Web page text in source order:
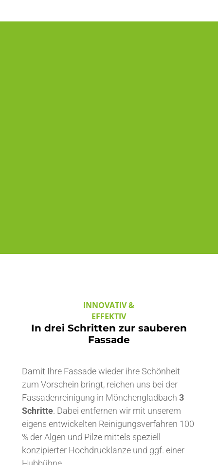
INNOVATIV &
EFFEKTIV
In drei Schritten zur sauberen
Fassade
Damit Ihre Fassade wieder ihre Schönheit
zum Vorschein bringt, reichen uns bei der
Fassadenreinigung in Mönchengladbach 3
Schritte. Dabei entfernen wir mit unserem
eigens entwickelten Reinigungsverfahren 100
% der Algen und Pilze mittels speziell
konzipierter Hochdrucklanze und ggf. einer